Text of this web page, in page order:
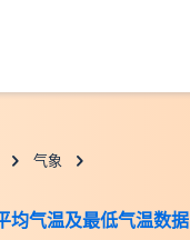
气象
均气温及最低气温数据